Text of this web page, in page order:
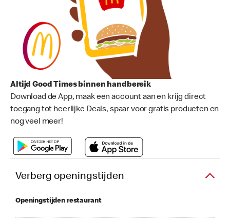
Altijd Good Times binnen handbereik
Download de App, maak een account aan en krijg direct
toegang tot heerlijke Deals, spaar voor gratis producten en
nog veel meer!
Verberg openingstijden
Openingstijden restaurant